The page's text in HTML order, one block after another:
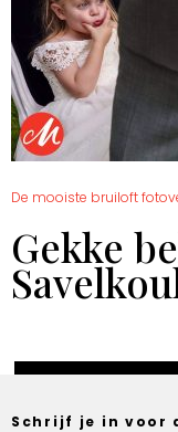
De mooiste bruiloft
Gekke
Schrijf je in voor